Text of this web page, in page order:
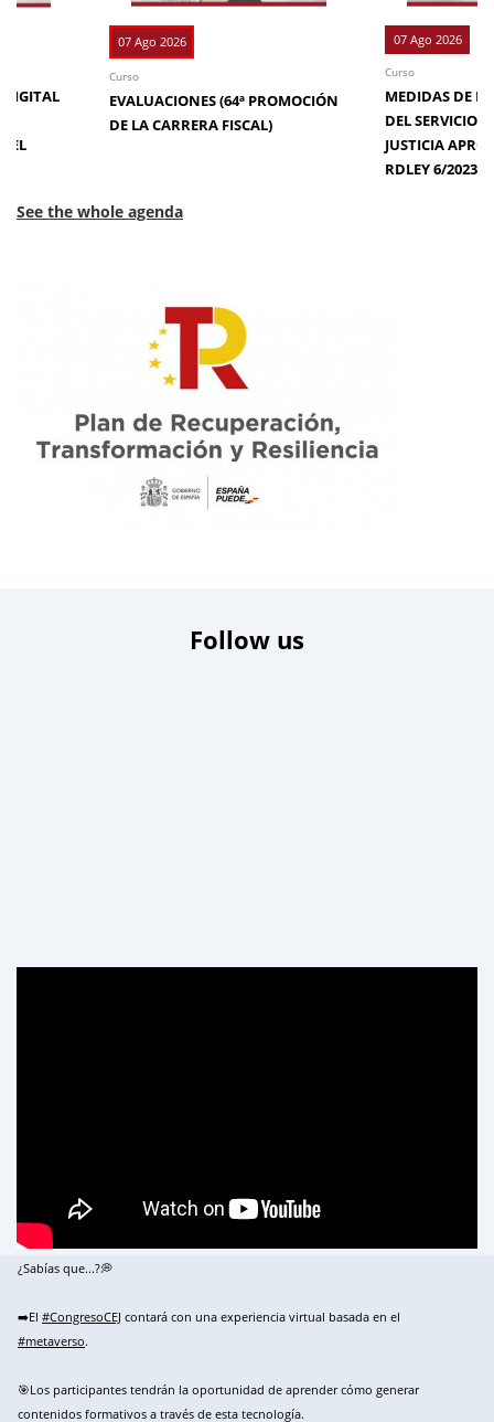
DIGITAL
EL
07 Ago 2026
Curso
EVALUACIONES (64ª PROMOCIÓN
DE LA CARRERA FISCAL)
07 Ago 2026
Curso
MEDIDAS DE
DEL SERVICIO
JUSTICIA
RDLEY 6/2023
See the whole agenda
Follow us
¿Sabías que...?💭
➡️El #CongresoCEJ contará con una experiencia virtual basada en el
#metaverso.
🎯Los participantes tendrán la oportunidad de aprender cómo generar
contenidos formativos a través de esta tecnología.